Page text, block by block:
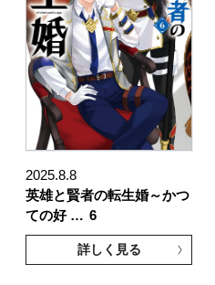
2025.8.8
英雄と賢者の転生婚～かつ
ての好 … 6
詳しく見る